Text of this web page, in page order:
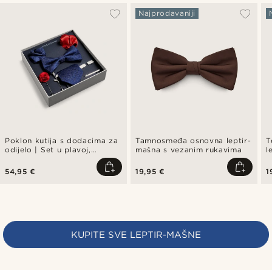
Poklon kutija s dodacima za
odijelo | Set u plavoj,
54,95 €
Tamnosmeđa osnovna leptir-
mašna s vezanim rukavima
Najprodavaniji
19,95 €
KUPITE SVE LEPTIR-MAŠNE